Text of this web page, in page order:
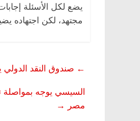
يضع لكل الأسئلة
مجتهد، لكن اجتهاده
← صندوق النقد الدولي
السيسي يوجه بمواصلة
مصر →